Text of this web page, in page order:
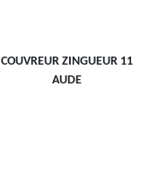
COUVREUR ZINGUEUR 11
AUDE